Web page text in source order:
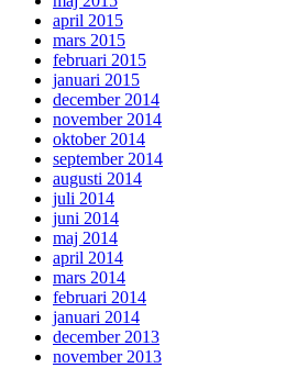
april 2015
mars 2015
februari 2015
januari 2015
december 2014
november 2014
oktober 2014
september 2014
augusti 2014
juli 2014
juni 2014
maj 2014
april 2014
mars 2014
februari 2014
januari 2014
december 2013
november 2013